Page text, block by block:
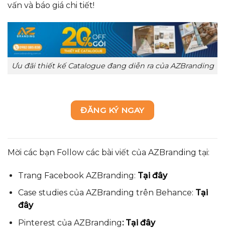
vấn và báo giá chi tiết!
Ưu đãi thiết kế Catalogue đang diễn ra của AZBranding
ĐĂNG KÝ NGAY
Mời các bạn Follow các bài viết của AZBranding tại:
Trang Facebook AZBranding: Tại đây
Case studies của AZBranding trên Behance: Tại
đây
Pinterest của AZBranding:Tại đây